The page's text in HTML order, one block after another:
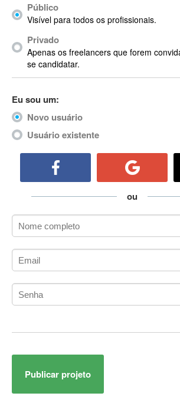
Acrobat
Acrobat X
Acronis
ACT
ActionScript
ActionScript 3
Active Directory
ActiveX Data Objects (ADO)
ADK
Administração Acadêmica
Administração de Artistas e Repertórios
Administração de Banco de Dados
Administração de Redes
Administrador de Sistemas
Adobe After Effects
Adobe AIR
Público
Visível para todos os profissionais.
Privado
Apenas os freelancers que forem
se candidatar.
Eu sou um:
Novo usuário
Usuário existente
ou
Publicar projeto